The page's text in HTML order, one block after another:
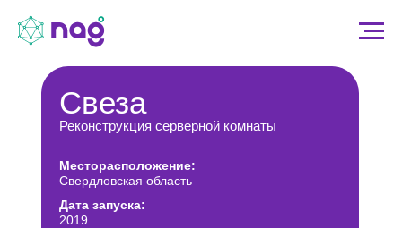
Свеза
Свердловская область
Реконструкция серверной комнаты
Месторасположение:
Дата запуска:
2019